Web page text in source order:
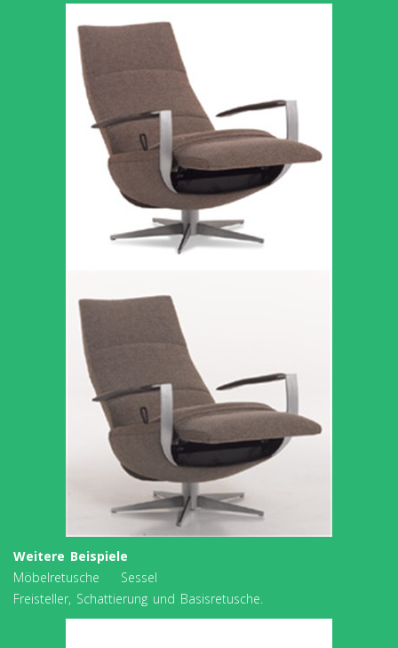
Weitere Beispiele
Möbelretusche Sessel
Freisteller, Schattierung und Basisretusche.